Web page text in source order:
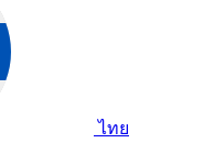
ไทย